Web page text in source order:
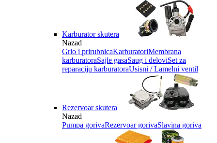
Karburator skutera
Nazad
Grlo i prirubnicaKarburatoriMembrana
karburatoraSajle gasaSaug i deloviSet za
reparaciju karburatoraUsisni / Lamelni ventil
Rezervoar skutera
Nazad
Pumpa gorivaRezervoar gorivaSlavina goriva